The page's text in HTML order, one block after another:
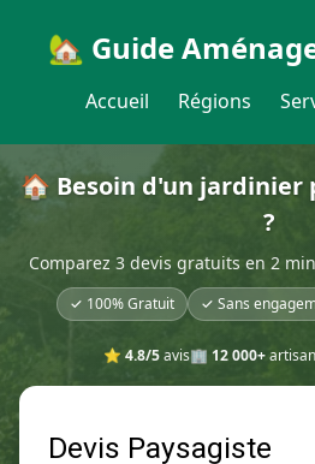
🏡 Guide
Accueil Régions
🏠 Besoin d'un jardinier
?
Comparez 3 devis gratuits en 2
✓ 100% Gratuit ✓ Sans
⭐ 4.8/5avis🏢 12 000+